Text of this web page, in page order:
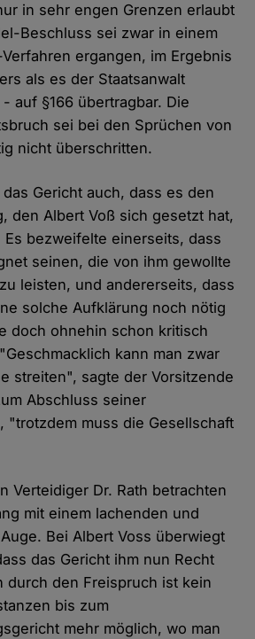
in sehr engen Grenzen erlaubt
Beschluss sei zwar in einem
ergangen, im Ergebnis
als es der Staatsanwalt
auf §166 übertragbar. Die
sei bei den Sprüchen von
nicht überschritten.
Gericht auch, dass es den
den Albert Voß sich gesetzt hat,
bezweifelte einerseits, dass
seinen, die von ihm gewollte
leisten, und andererseits, dass
solche Aufklärung noch nötig
doch ohnehin schon kritisch
kann man zwar
streiten", sagte der Vorsitzende
Abschluss seiner
"trotzdem muss die Gesellschaft
Verteidiger Dr. Rath betrachten
mit einem lachenden und
Bei Albert Voss überwiegt
das Gericht ihm nun Recht
durch den Freispruch ist kein
bis zum
mehr möglich, wo man